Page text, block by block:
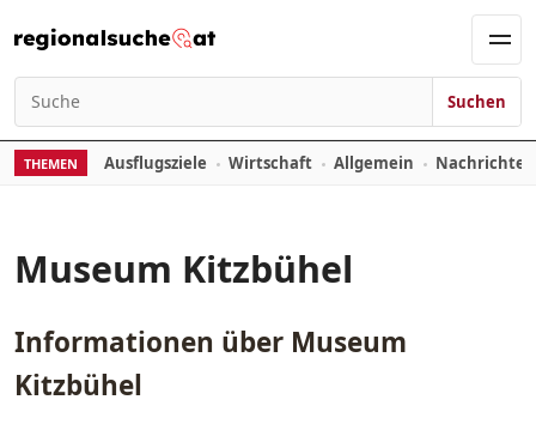
Suchen nach:
Suchen
THEMEN Ausflugsziele Wirtschaft Allgemein
Museum Kitzbühel
Informationen über Museum
Kitzbühel